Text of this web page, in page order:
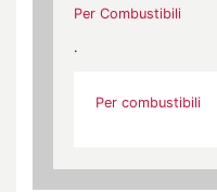
Per Combustibili
.
Per combustibili